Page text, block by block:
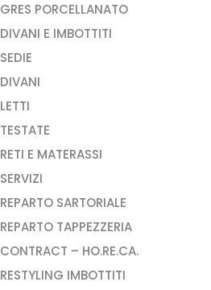
GRES PORCELLANATO
DIVANI E IMBOTTITI
SEDIE
DIVANI
LETTI
TESTATE
RETI E MATERASSI
SERVIZI
REPARTO SARTORIALE
REPARTO TAPPEZZERIA
CONTRACT – HO.RE.CA.
RESTYLING IMBOTTITI